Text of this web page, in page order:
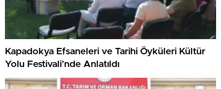
Kapadokya Efsaneleri ve Tarihi Öyküleri Kültür
Yolu Festivali’nde Anlatıldı